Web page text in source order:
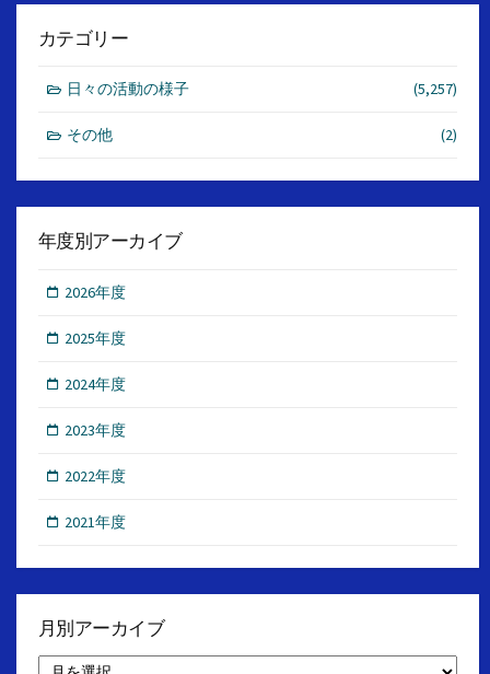
カテゴリー
日々の活動の様子 (5,257)
その他 (2)
年度別アーカイブ
2026年度
2025年度
2024年度
2023年度
2022年度
2021年度
月別アーカイブ